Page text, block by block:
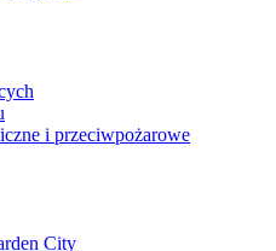
i przeciwpożarowe
City